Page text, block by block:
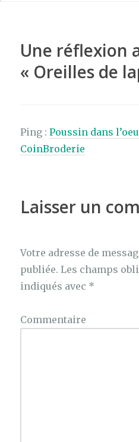
o
k
Une réflexion
« Oreilles de
Ping :Poussin dans
CoinBroderie
Laisser un
Votre adresse de
publiée. Les champs
indiqués avec *
Commentaire